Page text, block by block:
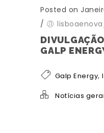
Posted on
/
GALP
Galp Energy,
Notícias